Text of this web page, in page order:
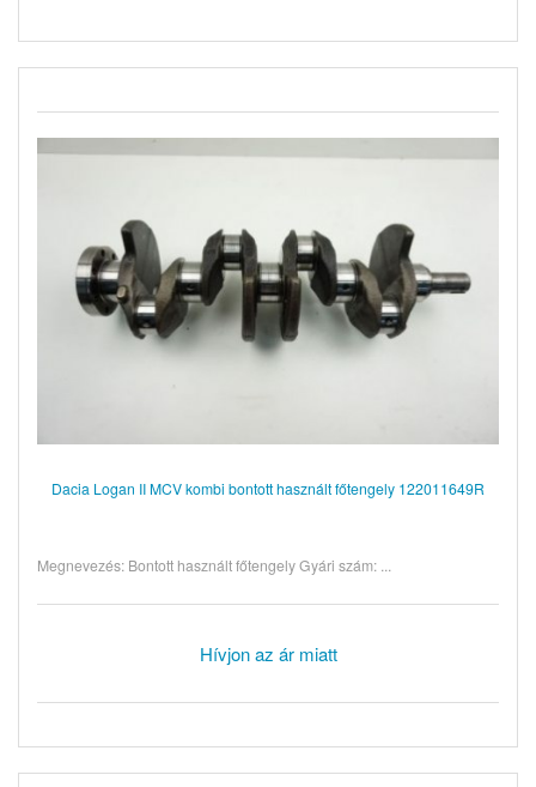
Dacia Logan II MCV kombi bontott használt főtengely 122011649R
Megnevezés: Bontott használt főtengely Gyári szám: ...
Hívjon az ár miatt